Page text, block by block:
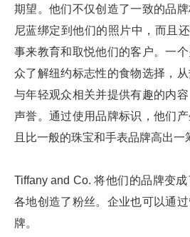
期望。他们不仅创造了一致的品
尼蓝绑定到他们的照片中，而且
事来教育和取悦他们的客户。一
众了解纽约标志性的食物选择，
与年轻观众相关并提供有趣的内
声誉。通过使用品牌标识，他们
且比一般的珠宝和手表品牌高出一
Tiffany and Co. 将他们的品牌变
各地创造了粉丝。企业也可以通
牌。